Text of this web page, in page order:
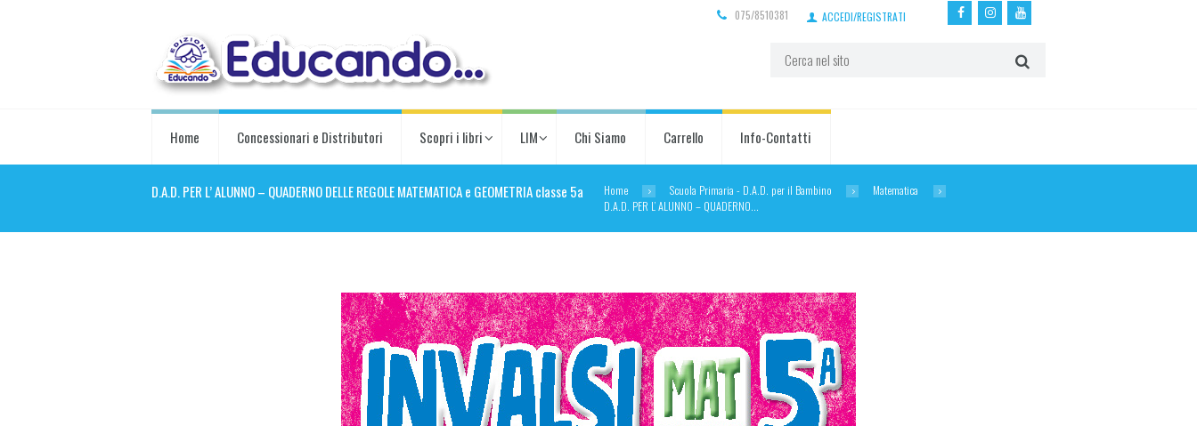
075/8510381 ACCEDI/REGISTRATI
Home Concessionari e Distributori Scopri i libri LIM Chi Siamo Carrello Info-Contatti
D.A.D. PER L’ ALUNNO – QUADERNO DELLE REGOLE MATEMATICA e GEOMETRIA classe 5a Home Scuola Primaria - D.A.D. per il Bambino
Matematica
D.A.D. PER L’ ALUNNO – QUADERNO...